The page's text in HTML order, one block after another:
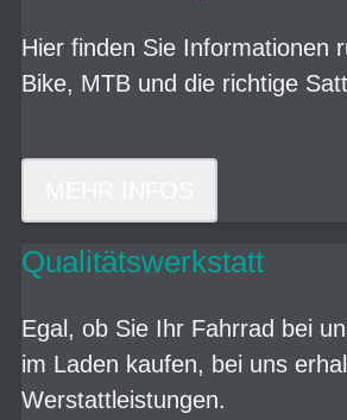
Hier finden Sie Informationen
Bike, MTB und die richtige
Qualitätswerkstatt
Egal, ob Sie Ihr Fahrrad bei
im Laden kaufen, bei uns
Werstattleistungen.